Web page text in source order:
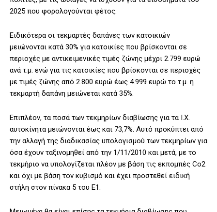
2025 που φορολογούνται φέτος.
Ειδικότερα οι τεκμαρτές δαπάνες των κατοικιών
μειώνονται κατά 30% για κατοικίες που βρίσκονται σε
περιοχές με αντικειμενικές τιμές ζώνης μέχρι 2.799 ευρώ
ανά τ.μ. ενώ για τις κατοικίες που βρίσκονται σε περιοχές
με τιμές ζώνης από 2.800 ευρώ έως 4.999 ευρώ το τ.μ. η
τεκμαρτή δαπάνη μειώνεται κατά 35%.
Επιπλέον, τα ποσά των τεκμηρίων διαβίωσης για τα Ι.Χ.
αυτοκίνητα μειώνονται έως και 73,7%. Αυτό προκύπτει από
την αλλαγή της διαδικασίας υπολογισμού των τεκμηρίων για
όσα έχουν ταξινομηθεί από την 1/11/2010 και μετά, με το
τεκμήριο να υπολογίζεται πλέον με βάση τις εκπομπές Co2
και όχι με βάση τον κυβισμό και έχει προστεθεί ειδική
στήλη στον πίνακα 5 του E1.